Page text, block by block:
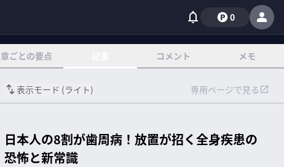
0
章ごとの要点 コメント メモ
表示モード (ライト) 専用ページで見る
日本人の8割が歯周病！放置が招く全身疾患の
恐怖と新常識